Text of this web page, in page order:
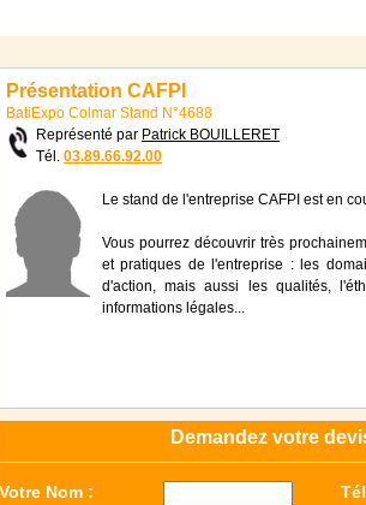
Présentation CAFPI
BatiExpo Colmar Stand N°4688
Représenté par Patrick BOUILLERET
Tél. 03.89.66.92.00
Le stand de l'entreprise CAFPI est en
Vous pourrez découvrir très
et pratiques de l'entreprise : les
d'action, mais aussi les qualités,
informations légales...
Demandez votre
Votre Nom :